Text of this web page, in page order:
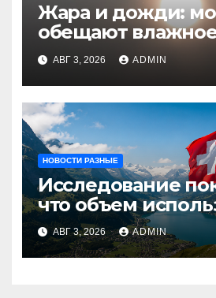
Жара и дожди:
обещают
августа
АВГ 3, 2026 ADMIN
НОВОСТИ РАЗНЫЕ
Исследование
что объем
криптовалют в
в два раза
аналогичный
АВГ 3, 2026 ADMIN